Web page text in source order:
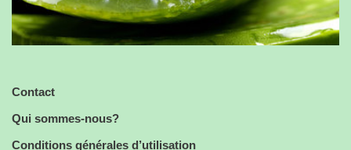
Contact
Qui sommes-nous?
Conditions générales d’utilisation